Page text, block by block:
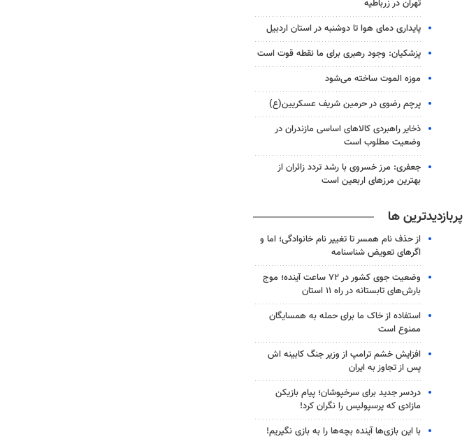
تهران در زرباطیه
پایداری دمای هوا تا دوشنبه در استان اردبیل
پزشکیان: وجود رهبری برای ما نقطه قوت است
موزه الموت ساخته می‌شود
پرچم رضوی در حرمین شریف عسکریین(ع)
ذخایر راهبردی کالاهای اساسی مازندران در
وضعیت مطلوب است
جعفری: مرز خسروی با رشد تردد زائران از
بهترین مرزهای اربعین است
پربازدیدترین ها
از حذف نام همسر تا تغییر نام خانوادگی؛ اما و
اگرهای تعویض شناسنامه
وضعیت جوی کشور در ۷۲ ساعت آینده؛ موج
بارش‌های تابستانه در راه ۱۱ استان
استفاده از خاک ما برای حمله به همسایگان
ممنوع است
افزایش خشم ترامپ از وزیر جنگ کابینه اش
پس از تجاوز به ایران
دردسر جدید برای سرخپوشان؛ پیام بازیکن
مازادی که پرسپولیس را نگران کرد!
با این بازی‌ها آینده بچه‌ها را به بازی نگیریم!